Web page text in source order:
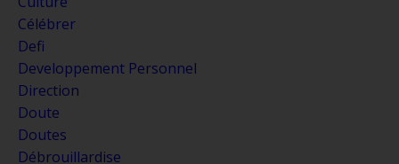
Célébrer
Defi
Developpement Personnel
Direction
Doute
Doutes
Débrouillardise